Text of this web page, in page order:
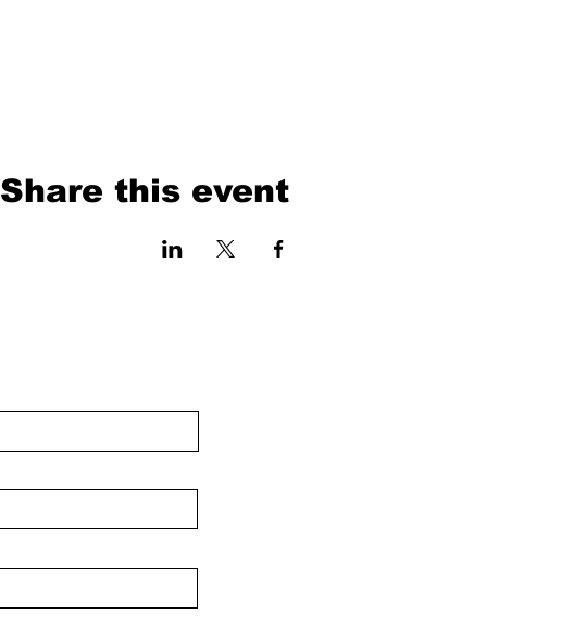
Share this event